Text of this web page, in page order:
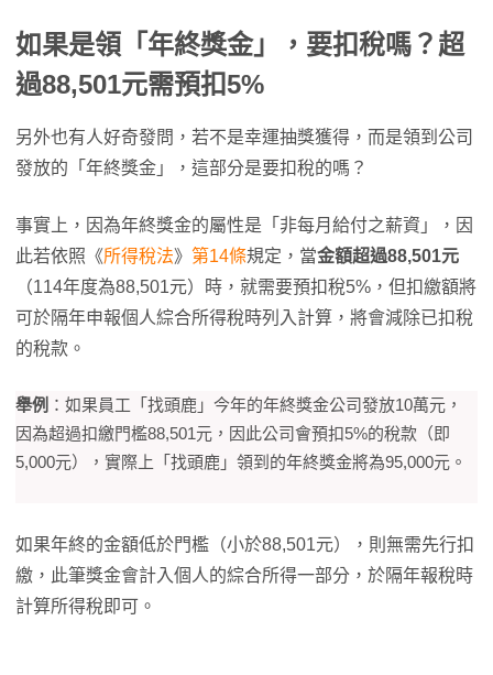
如果是領「年終獎金」，要扣稅嗎？超
過88,501元需預扣5%
另外也有人好奇發問，若不是幸運抽獎獲得，而是領到公司
發放的「年終獎金」，這部分是要扣稅的嗎？
事實上，因為年終獎金的屬性是「非每月給付之薪資」，因
此若依照《所得稅法》 第14條規定，當金額超過88,501元
（114年度為88,501元）時，就需要預扣稅5%，但扣繳額將
可於隔年申報個人綜合所得稅時列入計算，將會減除已扣稅
的稅款。
舉例 ：如果員工「找頭鹿」今年的年終獎金公司發放10萬元，
因為超過扣繳門檻88,501元，因此公司會預扣5%的稅款（即
5,000元），實際上「找頭鹿」領到的年終獎金將為95,000元。
如果年終的金額低於門檻（小於88,501元），則無需先行扣
繳，此筆獎金會計入個人的綜合所得一部分，於隔年報稅時
計算所得稅即可。